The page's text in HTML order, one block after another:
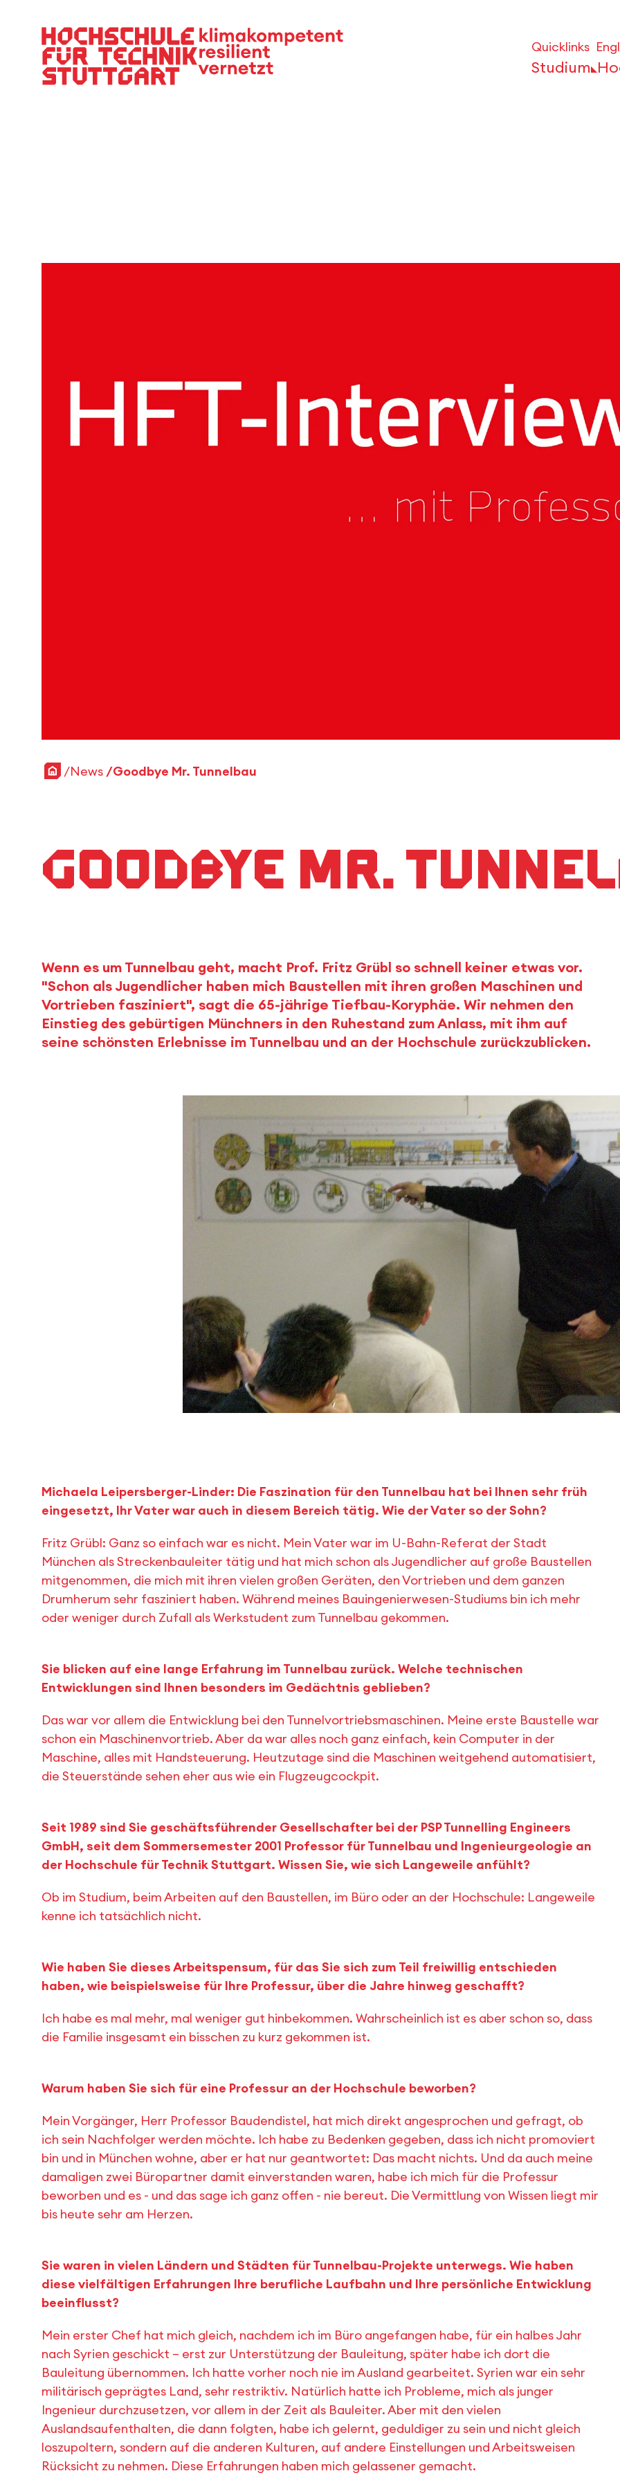
Hauptnavigation
Quicklinks
Studium
Startseite
News Goodbye Mr. Tunnelbau
Goodbye Mr.
Wenn es um Tunnelbau geht, macht Prof. Fritz Grübl so schnell keiner etwas vor.
"Schon als Jugendlicher haben mich Baustellen mit ihren großen Maschinen und
Vortrieben fasziniert", sagt die 65-jährige Tiefbau-Koryphäe. Wir nehmen den
Einstieg des gebürtigen Münchners in den Ruhestand zum Anlass, mit ihm auf
seine schönsten Erlebnisse im Tunnelbau und an der Hochschule zurückzublicken.
Michaela Leipersberger-Linder: Die Faszination für den Tunnelbau hat bei Ihnen sehr früh
eingesetzt, Ihr Vater war auch in diesem Bereich tätig. Wie der Vater so der Sohn?
Fritz Grübl: Ganz so einfach war es nicht. Mein Vater war im U-Bahn-Referat der Stadt
München als Streckenbauleiter tätig und hat mich schon als Jugendlicher auf große Baustellen
mitgenommen, die mich mit ihren vielen großen Geräten, den Vortrieben und dem ganzen
Drumherum sehr fasziniert haben. Während meines Bauingenierwesen-Studiums bin ich mehr
oder weniger durch Zufall als Werkstudent zum Tunnelbau gekommen.
Sie blicken auf eine lange Erfahrung im Tunnelbau zurück. Welche technischen
Entwicklungen sind Ihnen besonders im Gedächtnis geblieben?
Das war vor allem die Entwicklung bei den Tunnelvortriebsmaschinen. Meine erste Baustelle war
schon ein Maschinenvortrieb. Aber da war alles noch ganz einfach, kein Computer in der
Maschine, alles mit Handsteuerung. Heutzutage sind die Maschinen weitgehend automatisiert,
die Steuerstände sehen eher aus wie ein Flugzeugcockpit.
Seit 1989 sind Sie geschäftsführender Gesellschafter bei der PSP Tunnelling Engineers
GmbH, seit dem Sommersemester 2001 Professor für Tunnelbau und Ingenieurgeologie an
der Hochschule für Technik Stuttgart. Wissen Sie, wie sich Langeweile anfühlt?
Ob im Studium, beim Arbeiten auf den Baustellen, im Büro oder an der Hochschule: Langeweile
kenne ich tatsächlich nicht.
Wie haben Sie dieses Arbeitspensum, für das Sie sich zum Teil freiwillig entschieden
haben, wie beispielsweise für Ihre Professur, über die Jahre hinweg geschafft?
Ich habe es mal mehr, mal weniger gut hinbekommen. Wahrscheinlich ist es aber schon so, dass
die Familie insgesamt ein bisschen zu kurz gekommen ist.
Warum haben Sie sich für eine Professur an der Hochschule beworben?
Mein Vorgänger, Herr Professor Baudendistel, hat mich direkt angesprochen und gefragt, ob
ich sein Nachfolger werden möchte. Ich habe zu Bedenken gegeben, dass ich nicht promoviert
bin und in München wohne, aber er hat nur geantwortet: Das macht nichts. Und da auch meine
damaligen zwei Büropartner damit einverstanden waren, habe ich mich für die Professur
beworben und es - und das sage ich ganz offen - nie bereut. Die Vermittlung von Wissen liegt mir
bis heute sehr am Herzen.
Sie waren in vielen Ländern und Städten für Tunnelbau-Projekte unterwegs. Wie haben
diese vielfältigen Erfahrungen Ihre berufliche Laufbahn und Ihre persönliche Entwicklung
beeinflusst?
Mein erster Chef hat mich gleich, nachdem ich im Büro angefangen habe, für ein halbes Jahr
nach Syrien geschickt – erst zur Unterstützung der Bauleitung, später habe ich dort die
Bauleitung übernommen. Ich hatte vorher noch nie im Ausland gearbeitet. Syrien war ein sehr
militärisch geprägtes Land, sehr restriktiv. Natürlich hatte ich Probleme, mich als junger
Ingenieur durchzusetzen, vor allem in der Zeit als Bauleiter. Aber mit den vielen
Auslandsaufenthalten, die dann folgten, habe ich gelernt, geduldiger zu sein und nicht gleich
loszupoltern, sondern auf die anderen Kulturen, auf andere Einstellungen und Arbeitsweisen
Rücksicht zu nehmen. Diese Erfahrungen haben mich gelassener gemacht.